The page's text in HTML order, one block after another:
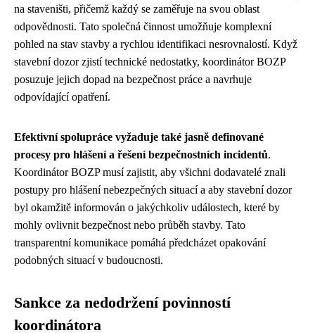
na staveništi, přičemž každý se zaměřuje na svou oblast
odpovědnosti. Tato společná činnost umožňuje komplexní
pohled na stav stavby a rychlou identifikaci nesrovnalostí. Když
stavební dozor zjistí technické nedostatky, koordinátor BOZP
posuzuje jejich dopad na bezpečnost práce a navrhuje
odpovídající opatření.
Efektivní spolupráce vyžaduje také jasně definované
procesy pro hlášení a řešení bezpečnostních incidentů.
Koordinátor BOZP musí zajistit, aby všichni dodavatelé znali
postupy pro hlášení nebezpečných situací a aby stavební dozor
byl okamžitě informován o jakýchkoliv událostech, které by
mohly ovlivnit bezpečnost nebo průběh stavby. Tato
transparentní komunikace pomáhá předcházet opakování
podobných situací v budoucnosti.
Sankce za nedodržení povinností
koordinátora